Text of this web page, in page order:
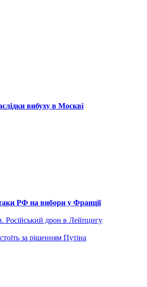
вибуху в Москві
РФ на вибори у Франції
Російський дрон в Лейпцигу
за рішенням Путіна